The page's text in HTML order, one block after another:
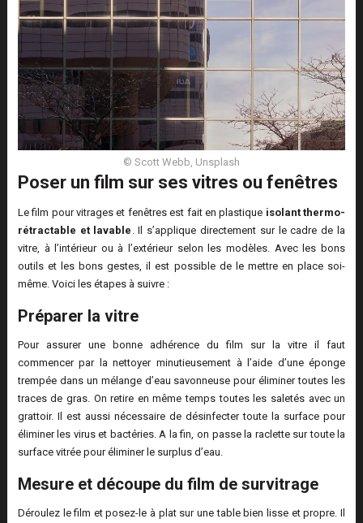
© Scott Webb, Unsplash
Poser un film sur ses vitres ou fenêtres
Le film pour vitrages et fenêtres est fait en plastique isolant thermo-
rétractable et lavable . Il s’applique directement sur le cadre de la
vitre, à l’intérieur ou à l’extérieur selon les modèles. Avec les bons
outils et les bons gestes, il est possible de le mettre en place soi-
même. Voici les étapes à suivre :
Préparer la vitre
Pour assurer une bonne adhérence du film sur la vitre il faut
commencer par la nettoyer minutieusement à l’aide d’une éponge
trempée dans un mélange d’eau savonneuse pour éliminer toutes les
traces de gras. On retire en même temps toutes les saletés avec un
grattoir. Il est aussi nécessaire de désinfecter toute la surface pour
éliminer les virus et bactéries. A la fin, on passe la raclette sur toute la
surface vitrée pour éliminer le surplus d’eau.
Mesure et découpe du film de survitrage
Déroulez le film et posez-le à plat sur une table bien lisse et propre. Il